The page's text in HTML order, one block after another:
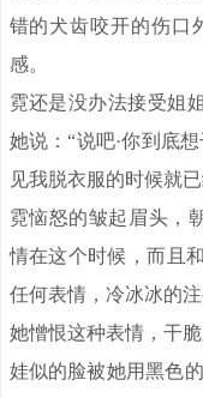
错的犬齿咬开的伤口
感。
霓还是没办法接受姐
她说：“说吧·你到底
见我脱衣服的时候就
霓恼怒的皱起眉头，
情在这个时候，而且
任何表情，冷冰冰的注
她憎恨这种表情，干
娃似的脸被她用黑色